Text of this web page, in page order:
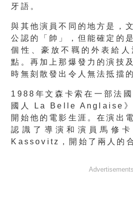
牙語。
與其他演員不同的地方是，
公認的「帥」，但能確定的
個性、豪放不羈的外表給
點。再加上那爆發力的演技
時無刻散發出令人無法抵擋
1988年文森卡索在一部法
國人 La Belle Anglaise》
開始他的電影生涯。在演出
認識了導演和演員馬修
Kassovitz，開始了兩人的合
Advertisements